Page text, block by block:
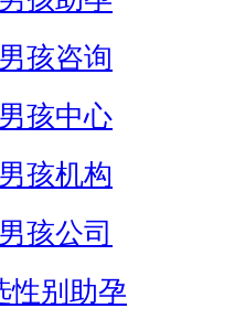
孩咨询
孩中心
孩机构
孩公司
性别助孕